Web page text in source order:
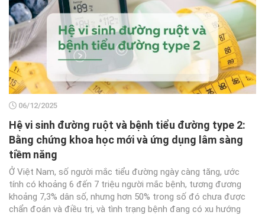
06/12/2025
Hệ vi sinh đường ruột và bệnh tiểu đường type 2:
Bằng chứng khoa học mới và ứng dụng lâm sàng
tiềm năng
Ở Việt Nam, số người mắc tiểu đường ngày càng tăng, ước
tính có khoảng 6 đến 7 triệu người mắc bệnh, tương đương
khoảng 7,3% dân số, nhưng hơn 50% trong số đó chưa được
chẩn đoán và điều trị, và tình trạng bệnh đang có xu hướng